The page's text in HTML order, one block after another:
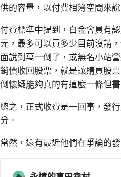
供的容量，以付費相簿空間來
付費標準中提到，白金會員有
元，最多可以買多少目前沒講
面說到萬一倒了，或無名小站
銷價收回股票，就是讓購買股
倒懷疑能夠真的有這麼一條但
總之，正式收費是一回事，發
分。
當然，還有最近他們在爭論的發